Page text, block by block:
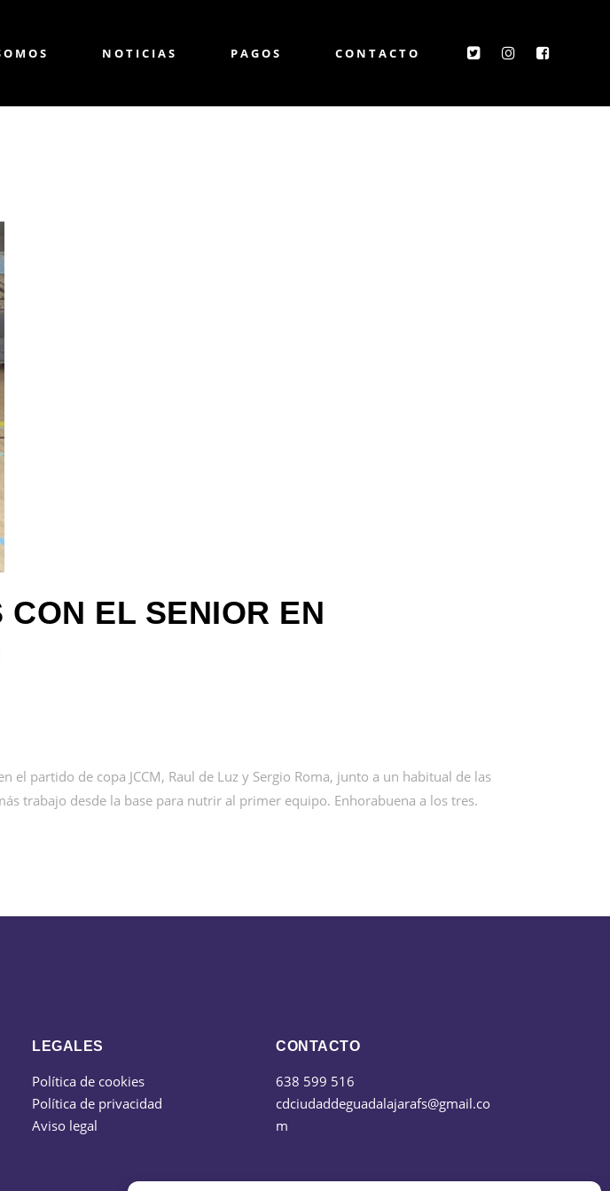
NOTICIAS PAGOS CONTACTO
EL SENIOR EN
partido de copa JCCM, Raul de Luz y Sergio Roma, junto a un habitual de las
trabajo desde la base para nutrir al primer equipo. Enhorabuena a los tres.
LEGALES
Política de cookies
Política de privacidad
Aviso legal
CONTACTO
638 599 516
cdciudaddeguadalajarafs@gmail.co
m